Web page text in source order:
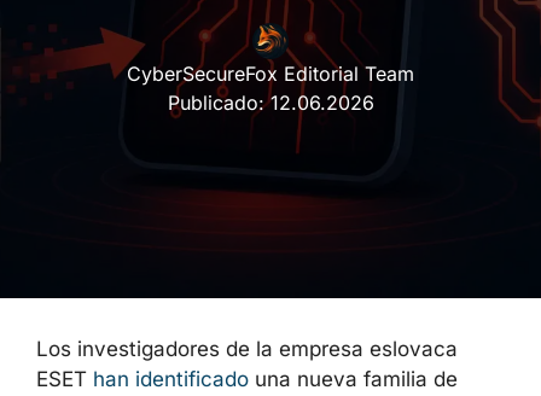
CyberSecureFox Editorial Team
Publicado:12.06.2026
Los investigadores de la empresa eslovaca
ESET han identificado una nueva familia de